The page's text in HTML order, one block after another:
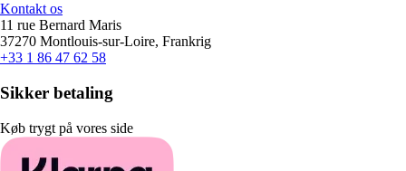
Kontakt os
11 rue Bernard Maris
37270 Montlouis-sur-Loire, Frankrig
+33 1 86 47 62 58
Sikker betaling
Køb trygt på vores side